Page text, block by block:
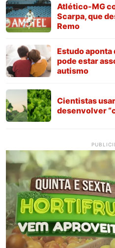
Atlético-MG
Scarpa, que
Remo
Estudo
pode estar
autismo
Cientistas
desenvolver